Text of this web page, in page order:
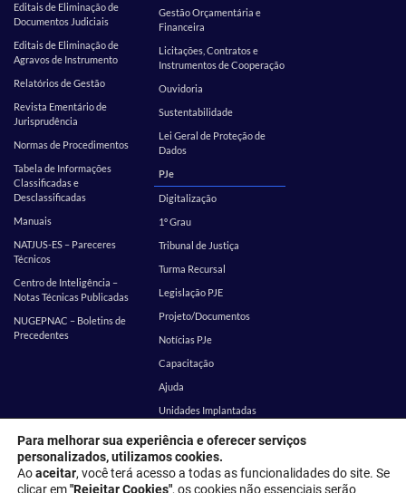
Editais de Eliminação de
Documentos Judiciais
Editais de Eliminação de
Agravos de Instrumento
Relatórios de Gestão
Revista Ementário de
Jurisprudência
Normas de Procedimentos
Tabela de Informações
Classificadas e
Desclassificadas
Manuais
NATJUS-ES – Pareceres
Técnicos
Centro de Inteligência –
Notas Técnicas Publicadas
NUGEPNAC – Boletins de
Precedentes
Gestão Orçamentária e
Financeira
Licitações, Contratos e
Instrumentos de Cooperação
Ouvidoria
Sustentabilidade
Lei Geral de Proteção de
Dados
PJe
Digitalização
1º Grau
Tribunal de Justiça
Turma Recursal
Legislação PJE
Projeto/Documentos
Notícias PJe
Capacitação
Ajuda
Unidades Implantadas
Estatística
SEI
EMES Corregedoria
Para melhorar sua experiência e oferecer serviços
personalizados, utilizamos cookies.
Aoaceitar, você terá acesso a todas as funcionalidades do site. Se
clicar em"Rejeitar Cookies", os cookies não essenciais serão